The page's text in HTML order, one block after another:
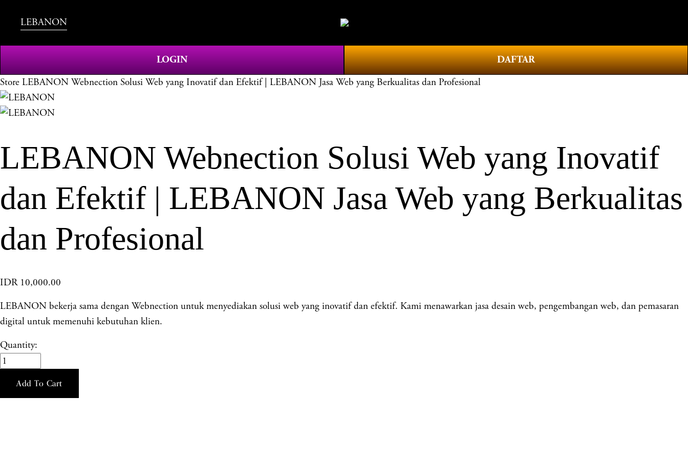
LEBANON
LOGIN DAFTAR
Store LEBANON Webnection Solusi Web yang Inovatif dan Efektif | LEBANON Jasa Web yang Berkualitas dan Profesional
LEBANON Webnection Solusi Web yang Inovatif
dan Efektif | LEBANON Jasa Web yang Berkualitas
dan Profesional
IDR 10,000.00
LEBANON bekerja sama dengan Webnection untuk menyediakan solusi web yang inovatif dan efektif. Kami menawarkan jasa desain web, pengembangan web, dan pemasaran
digital untuk memenuhi kebutuhan klien.
Quantity:
Add To Cart